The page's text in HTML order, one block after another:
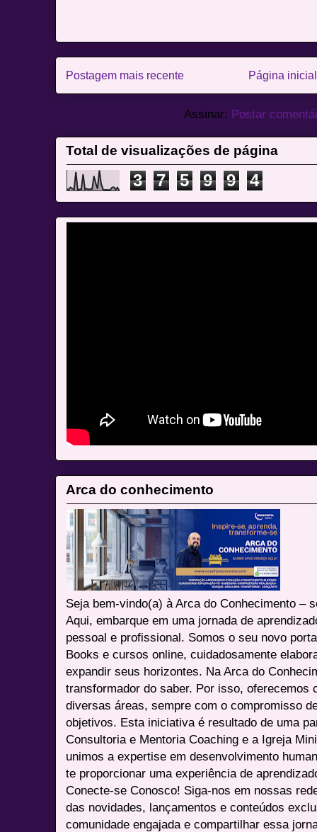
Postagem mais recente Página inicial
Assinar: Postar
Total de visualizações de página
3 7 5 9 9 4
Arca do conhecimento
Seja bem-vindo(a) à Arca do Conhecimento –
Aqui, embarque em uma jornada de
pessoal e profissional. Somos o seu novo
Books e cursos online, cuidadosamente
expandir seus horizontes. Na Arca do
transformador do saber. Por isso, oferecemos
diversas áreas, sempre com o compromisso
objetivos. Esta iniciativa é resultado de uma
Consultoria e Mentoria Coaching e a Igreja
unimos a expertise em desenvolvimento
te proporcionar uma experiência de
Conecte-se Conosco! Siga-nos em nossas
das novidades, lançamentos e conteúdos
comunidade engajada e compartilhar essa